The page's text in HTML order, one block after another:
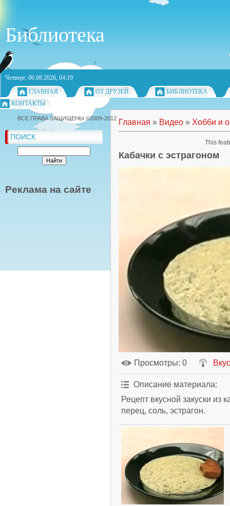
Библиотека
Четверг, 06.08.2026, 04:19
ГЛАВНАЯ
ОТ ДРУЗЕЙ
БИБЛИОТЕКА
КОНТАКТЫ
ПОИСК
Реклама на сайте
Главная » Видео » Хобби и
Кабачки с эстрагоном
Просмотры: 0
Описание материала:
Рецепт вкусной закуски из
перец, соль, эстрагон.
ВСЕ ПРАВА ЗАЩИЩЕНЫ ©2009-2012
This